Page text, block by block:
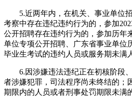
5.近两年内，在机关、事业单位招
考察中存在违纪违约行为的，参加
公开招聘存在违约行为的，参加历年
单位专项公开招聘、广东省事业单位
毕业生考试的违约人员或服务期未满
6.因涉嫌违法违纪正在初核阶段、
者涉嫌犯罪，司法程序尚未终结的；
期限内的人员或者刑事处罚期限未满